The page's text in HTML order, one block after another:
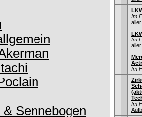
Sennebogen
Im
aller
Im
aller
Im
Im